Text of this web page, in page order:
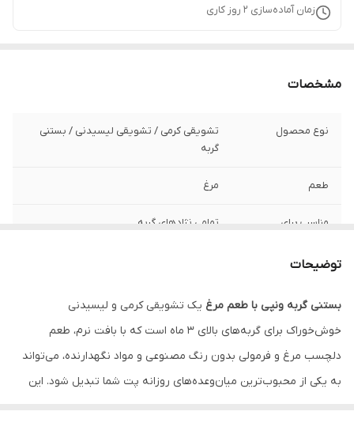
زمان آماده‌سازی 2 روز کاری
مشخصات
نوع محصول
تشویقی کرمی / تشویقی لیسیدنی / بستنی
گربه
طعم مرغ
مناسب برای تمامی نژادهای گربه
سن مناسب
ویژگی‌ها
بدون رنگ مصنوعی، بدون مواد نگهدارنده،
بافت نرم و کرمی، خوش‌خوراک، قابل استفاده
مستقیم یا همراه غذا
توضیحات
بستنی گربه ونپی با طعم مرغ یک تشویقی کرمی و لیسیدنی
خوش‌خوراک برای گربه‌های بالای 3 ماه است که با بافت نرم، طعم
دلچسب مرغ و فرمولی بدون رنگ مصنوعی و مواد نگهدارنده، می‌تواند
به یکی از محبوب‌ترین میان‌وعده‌های روزانه پت شما تبدیل شود. این